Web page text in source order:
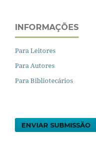
INFORMAÇÕES
Para Leitores
Para Autores
Para Bibliotecários
ENVIAR SUBMISSÃO